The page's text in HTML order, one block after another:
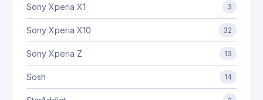
Sony Xperia X1 3
Sony Xperia X10 32
Sony Xperia Z 13
Sosh 14